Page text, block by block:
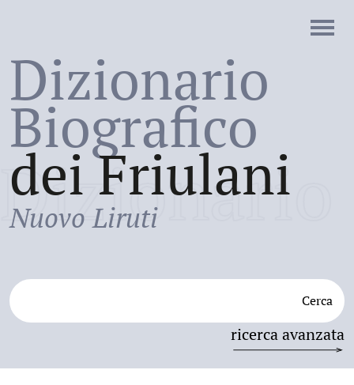
Dizionario
Biografico
dei Friulani
Nuovo Liruti
Cerca
ricerca avanzata
Dizionario